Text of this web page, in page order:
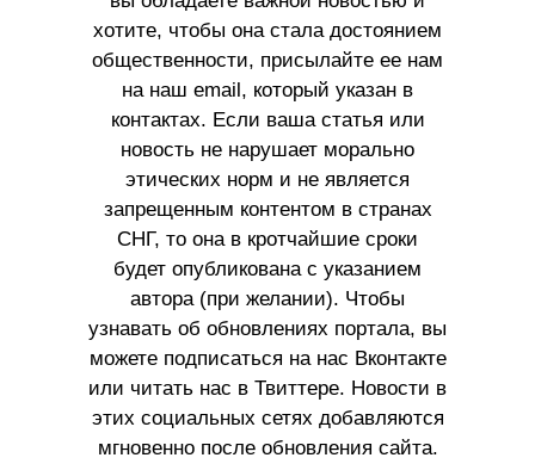
хотите, чтобы она стала достоянием
общественности, присылайте ее нам
на наш email, который указан в
контактах. Если ваша статья или
новость не нарушает морально
этических норм и не является
запрещенным контентом в странах
СНГ, то она в кротчайшие сроки
будет опубликована с указанием
автора (при желании). Чтобы
узнавать об обновлениях портала, вы
можете подписаться на нас Вконтакте
или читать нас в Твиттере. Новости в
этих социальных сетях добавляются
мгновенно после обновления сайта.